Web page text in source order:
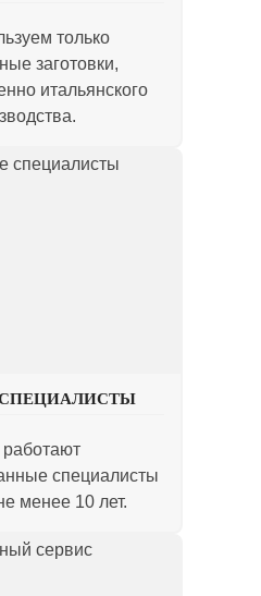
только
заготовки,
итальянского
специалисты
менее 10 лет.